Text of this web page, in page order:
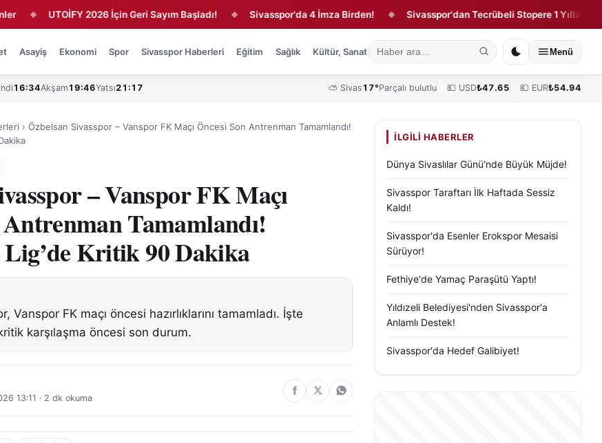
UTOİFY 2026 İçin Geri Sayım Başladı! ◆ Sivasspor'da 4 İmza Birden! ◆ Sivasspor'dan Tecrübeli Stopere 1 Yıllık Sözleşme!
Asayiş Ekonomi Spor Sivasspor Haberleri Eğitim Sağlık Kültür, Sanat ve Tarih Yaşam Sivas Vefat Edenler Köşe
Menü
16:34Akşam 19:46Yatsı21:17 ⛅ Sivas 17°Parçalı bulutlu 💵 USD₺47.65 💶 EUR₺54.94
› Özbelsan Sivasspor – Vanspor FK Maçı Öncesi Son Antrenman Tamamlandı!
– Vanspor FK Maçı
Tamamlandı!
Kritik 90 Dakika
Vanspor FK maçı öncesi hazırlıklarını tamamladı. İşte
karşılaşma öncesi son durum.
13:11 · 2 dk okuma
İLGILI HABERLER
Dünya Sivaslılar Günü'nde Büyük Müjde!
Sivasspor Taraftarı İlk Haftada Sessiz
Kaldı!
Sivasspor'da Esenler Erokspor Mesaisi
Sürüyor!
Fethiye'de Yamaç Paraşütü Yaptı!
Yıldızeli Belediyesi'nden Sivasspor'a
Anlamlı Destek!
Sivasspor'da Hedef Galibiyet!